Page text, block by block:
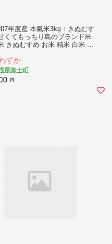
7年度産 本氣米3kg：きぬむす
くてもっちり島のブランド米
きぬむすめ お米 精米 白米 弁
ずか
県海士町
円